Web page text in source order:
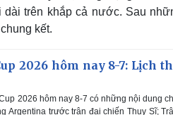
trên khắp cả nước. Sau
kết.
2026 hôm nay 8-7: Lịch
2026 hôm nay 8-7 có những nội dung
Argentina trước trận đại chiến Thụy Sĩ;